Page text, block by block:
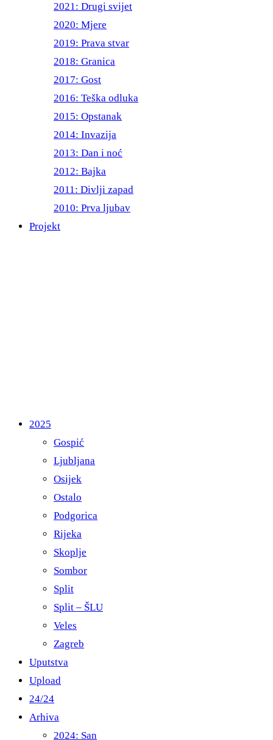
2021: Drugi svijet
2020: Mjere
2019: Prava stvar
2018: Granica
2017: Gost
2016: Teška odluka
2015: Opstanak
2014: Invazija
2013: Dan i noć
2012: Bajka
2011: Divlji zapad
2010: Prva ljubav
Projekt
2025
Gospić
Ljubljana
Osijek
Ostalo
Podgorica
Rijeka
Skoplje
Sombor
Split
Split – ŠLU
Veles
Zagreb
Uputstva
Upload
24/24
Arhiva
2024: San